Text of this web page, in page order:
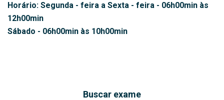
Horário: Segunda - feira a Sexta - feira - 06h00min às
12h00min
Sábado - 06h00min às 10h00min
Buscar exame